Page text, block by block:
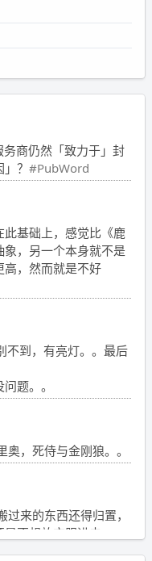
商仍然「致力于」封
？ #PubWord
基础上，感觉比《鹿
，另一个本身就不是
高，然而就是不好
不到，有亮灯。。最后
题。。
，死侍与金刚狼。。
来的东西还得归置，
不想放衣服进去。